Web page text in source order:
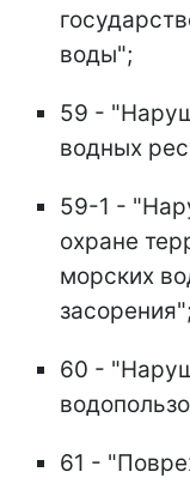
воды";
59 -
водных
59-1 -
охране
морских
засорения";
60 -
61 -